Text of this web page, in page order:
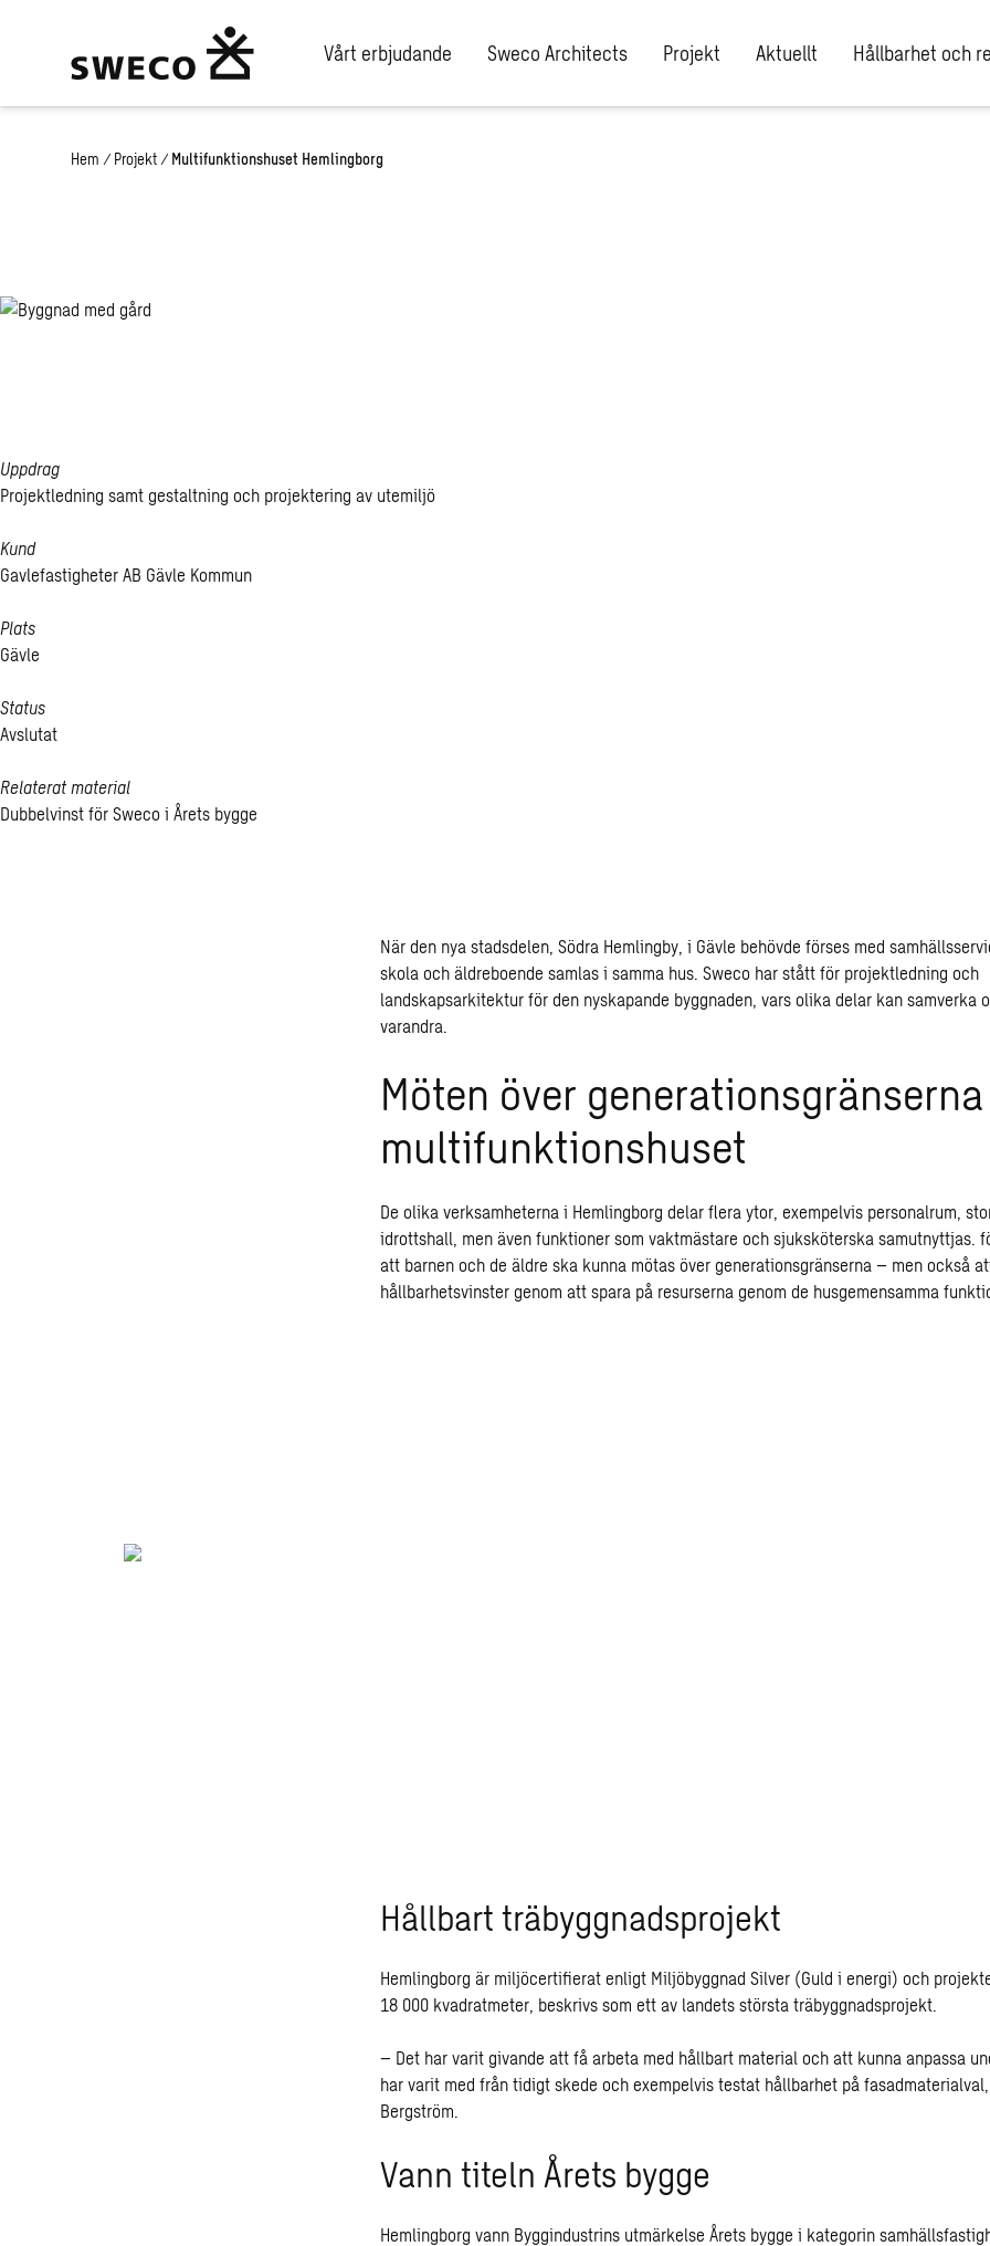
Vårt erbjudande Sweco Architects Projekt Aktuellt Hållbarhet och
Hem / Projekt / Multifunktionshuset Hemlingborg
Uppdrag
Projektledning samt gestaltning och projektering av utemiljö
Kund
Gavlefastigheter AB Gävle Kommun
Plats
Gävle
Status
Avslutat
Relaterat material
Dubbelvinst för Sweco i Årets bygge
När den nya stadsdelen, Södra Hemlingby, i Gävle behövde förses med
skola och äldreboende samlas i samma hus. Sweco har stått för projektledning och
landskapsarkitektur för den nyskapande byggnaden, vars olika delar kan samverka
varandra.
Möten över
multifunktionshuset
De olika verksamheterna i Hemlingborg delar flera ytor, exempelvis personalrum,
idrottshall, men även funktioner som vaktmästare och sjuksköterska samutnyttjas.
att barnen och de äldre ska kunna mötas över generationsgränserna – men också
hållbarhetsvinster genom att spara på resurserna genom de husgemensamma
Hållbart träbyggnadsprojekt
Hemlingborg är miljöcertifierat enligt Miljöbyggnad Silver (Guld i energi) och
18 000 kvadratmeter, beskrivs som ett av landets största träbyggnadsprojekt.
– Det har varit givande att få arbeta med hållbart material och att kunna anpassa
har varit med från tidigt skede och exempelvis testat hållbarhet på
Bergström.
Vann titeln Årets bygge
Hemlingborg vann Byggindustrins utmärkelse Årets bygge i kategorin